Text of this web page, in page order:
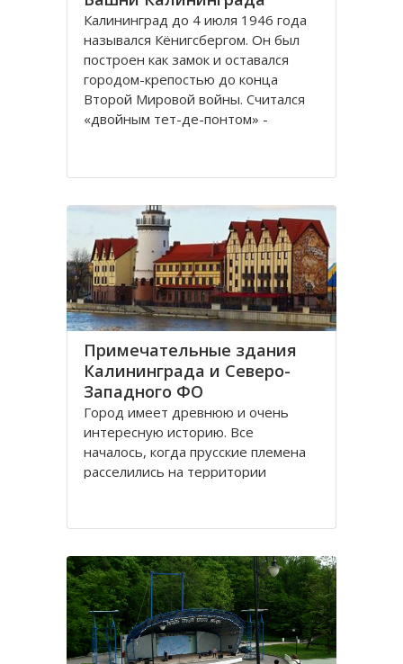
Калининград до 4 июля 1946 года
назывался Кёнигсбергом. Он был
построен как замок и оставался
городом-крепостью до конца
Второй Мировой войны. Считался
«двойным тет-де-понтом» -
истории, сохранилось много арок и
Примечательные здания
Калининграда и Северо-
Западного ФО
Город имеет древнюю и очень
интересную историю. Все
началось, когда прусские племена
расселились на территории
-крепость. Многие сооружения
Сегодня это самый западный
мегаполис России. Ежегодно сюда